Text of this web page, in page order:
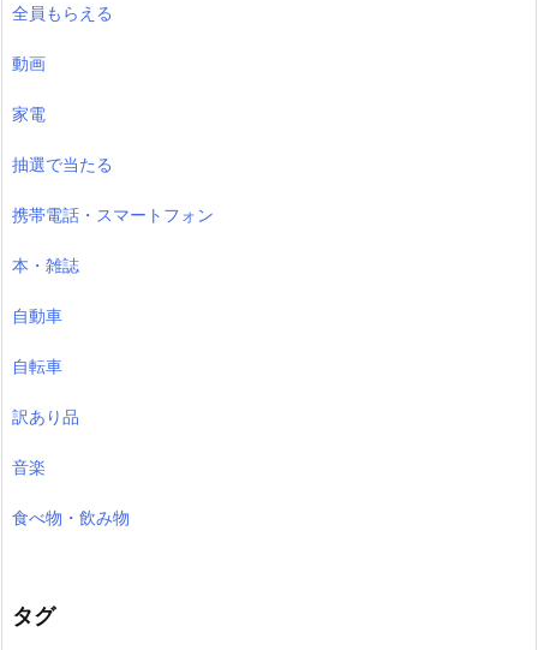
全員もらえる
動画
家電
抽選で当たる
携帯電話・スマートフォン
本・雑誌
自動車
自転車
訳あり品
音楽
食べ物・飲み物
タグ